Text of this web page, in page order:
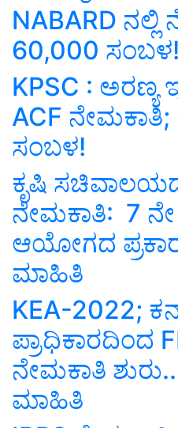
NABARD ನಲ್ಲಿ
60,000 ಸಂಬಳ!
KPSC :
ACF
ಸಂಬಳ!
ಕೃಷಿ
ನೇಮಕಾತಿ: 7
ಆಯೋಗದ
ಮಾಹಿತಿ
KEA-2022;
ಪ್ರಾಧಿಕಾರದಿಂದ
ನೇಮಕಾತಿ
ಮಾಹಿತಿ